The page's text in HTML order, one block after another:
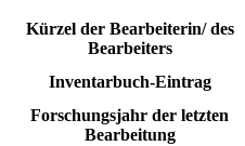
Kürzel der Bearbeiterin/ des
Bearbeiters
Inventarbuch-Eintrag
Forschungsjahr der letzten
Bearbeitung